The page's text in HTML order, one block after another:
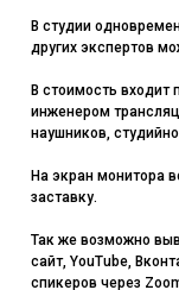
В студии
других экспертов
В стоимость входит
инженером
наушников,
На экран монитора
заставку.
Так же возможно
сайт, YouTube,
спикеров через